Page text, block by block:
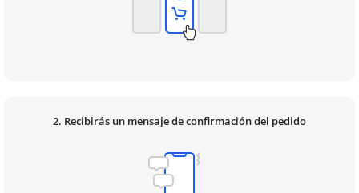
2. Recibirás un mensaje de confirmación del pedido